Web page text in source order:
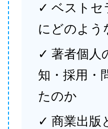
✓ ベストセ
にどのよう
✓ 著者個人
知・採用・
たのか
✓ 商業出版